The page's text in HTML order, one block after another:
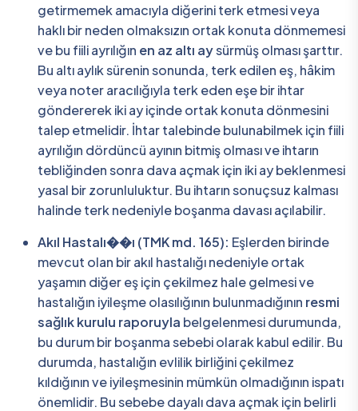
getirmemek amacıyla diğerini terk etmesi veya
haklı bir neden olmaksızın ortak konuta dönmemesi
ve bu fiili ayrılığın en az altı aysürmüş olması şarttır.
Bu altı aylık sürenin sonunda, terk edilen eş, hâkim
veya noter aracılığıyla terk eden eşe bir ihtar
göndererek iki ay içinde ortak konuta dönmesini
talep etmelidir. İhtar talebinde bulunabilmek için fiili
ayrılığın dördüncü ayının bitmiş olması ve ihtarın
tebliğinden sonra dava açmak için iki ay beklenmesi
yasal bir zorunluluktur. Bu ihtarın sonuçsuz kalması
halinde terk nedeniyle boşanma davası açılabilir.
Akıl Hastalı��ı (TMK md. 165): Eşlerden birinde
mevcut olan bir akıl hastalığı nedeniyle ortak
yaşamın diğer eş için çekilmez hale gelmesi ve
hastalığın iyileşme olasılığının bulunmadığının resmi
sağlık kurulu raporuyla belgelenmesi durumunda,
bu durum bir boşanma sebebi olarak kabul edilir. Bu
durumda, hastalığın evlilik birliğini çekilmez
kıldığının ve iyileşmesinin mümkün olmadığının ispatı
önemlidir. Bu sebebe dayalı dava açmak için belirli